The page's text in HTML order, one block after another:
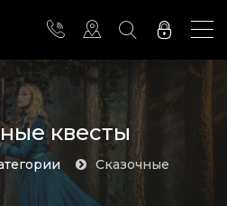
квесты
сказочные